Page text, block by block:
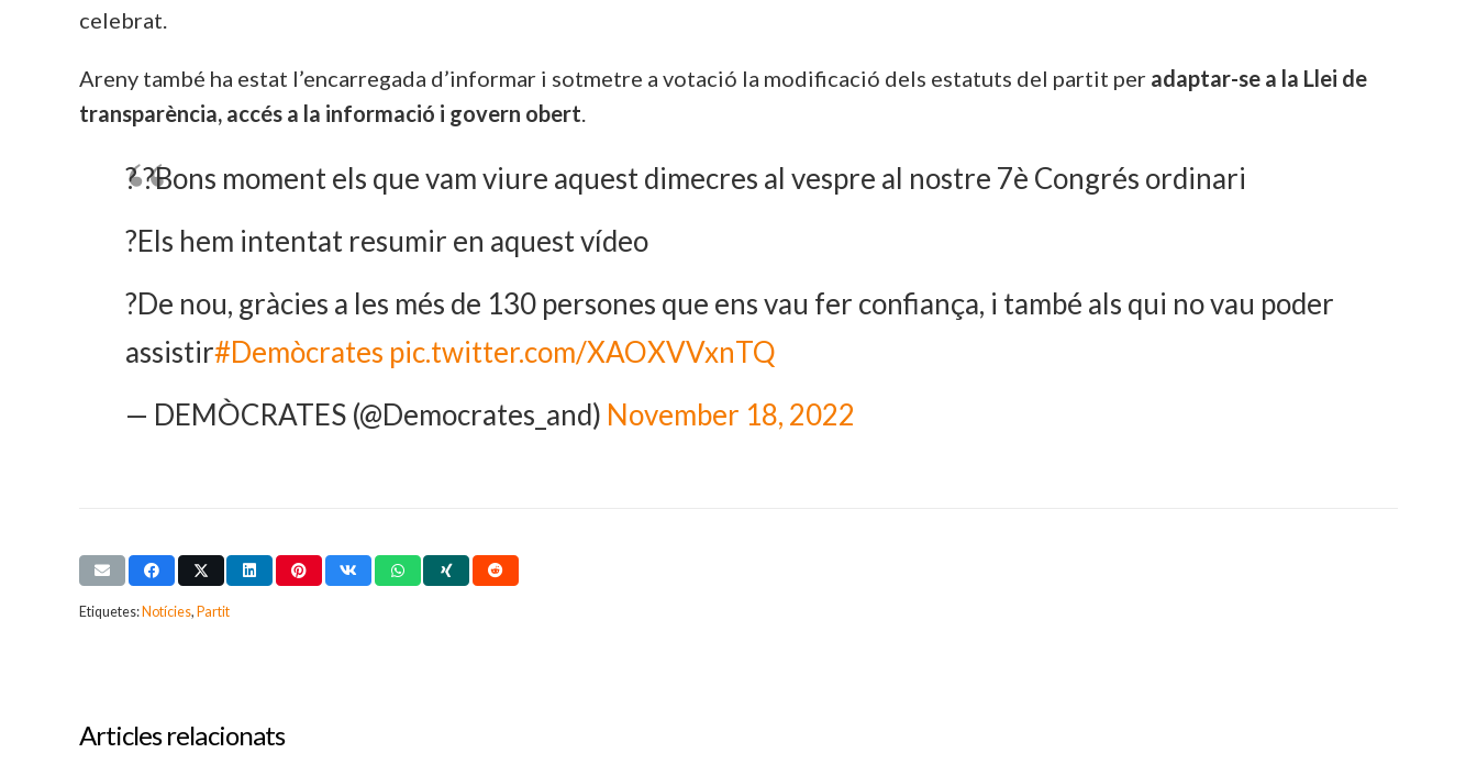
celebrat.
Areny també ha estat l’encarregada d’informar i sotmetre a votació la modificació dels estatuts del partit per adaptar-se a la Llei de
transparència, accés a la informació i govern obert.
? ?Bons moment els que vam viure aquest dimecres al vespre al nostre 7è Congrés ordinari
?Els hem intentat resumir en aquest vídeo
?De nou, gràcies a les més de 130 persones que ens vau fer confiança, i també als qui no vau poder
assistir#Demòcrates pic.twitter.com/XAOXVVxnTQ
— DEMÒCRATES (@Democrates_and) November 18, 2022
Etiquetes: Notícies, Partit
Articles relacionats